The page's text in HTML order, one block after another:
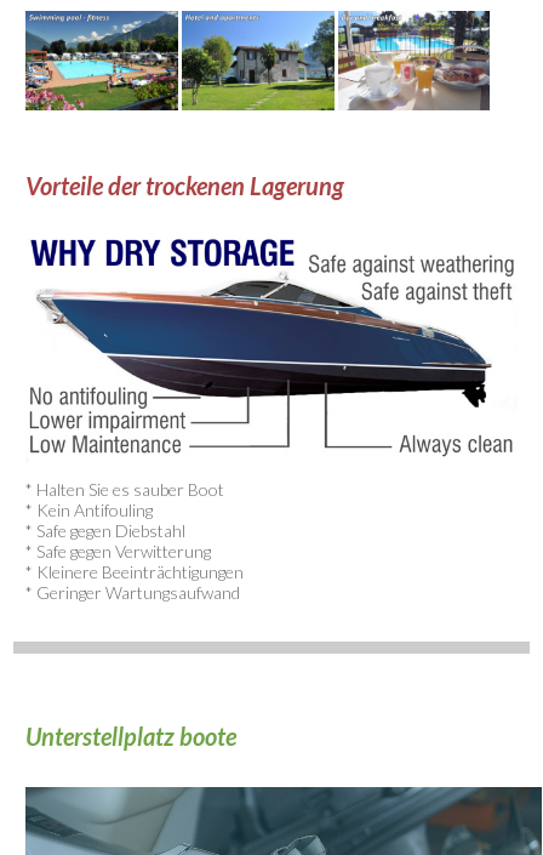
Vorteile der trockenen Lagerung
* Halten Sie es sauber Boot
* Kein Antifouling
* Safe gegen Diebstahl
* Safe gegen Verwitterung
* Kleinere Beeinträchtigungen
* Geringer Wartungsaufwand
Unterstellplatz boote